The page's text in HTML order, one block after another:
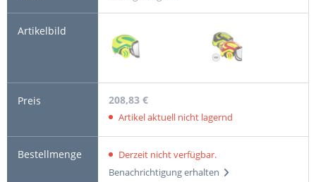
208,83 €
Artikel aktuell nicht lagernd
Derzeit nicht verfügbar.
Benachrichtigung erhalten